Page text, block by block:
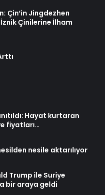
Çin’in Jingdezhen
Çinilerine İlham
Hayat kurtaran
fiyatları…
nesile aktarılıyor
Trump ile Suriye
bir araya geldi